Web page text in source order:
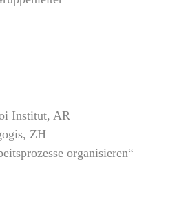
Institut, AR
ZH
organisieren“